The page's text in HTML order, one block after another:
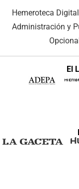
Hemeroteca
Administración y
El